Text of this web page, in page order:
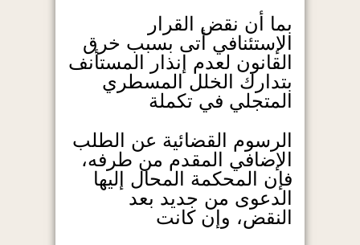
بما أن نقض القرار
الإستئنافي أتى بسبب خرق
القانون لعدم إنذار المستأنف
بتدارك الخلل المسطري
المتجلي في تكملة
الرسوم القضائية عن الطلب
الإضافي المقدم من طرفه،
فإن المحكمة المحال إليها
الدعوى من جديد بعد
النقض، وإن كانت